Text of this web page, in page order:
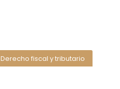
Derecho fiscal y tributario